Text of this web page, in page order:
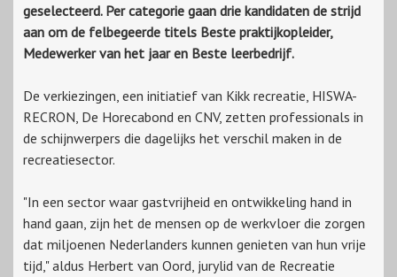
geselecteerd. Per categorie gaan drie kandidaten de strijd
aan om de felbegeerde titels Beste praktijkopleider,
Medewerker van het jaar en Beste leerbedrijf.
De verkiezingen, een initiatief van Kikk recreatie, HISWA-
RECRON, De Horecabond en CNV, zetten professionals in
de schijnwerpers die dagelijks het verschil maken in de
recreatiesector.
"In een sector waar gastvrijheid en ontwikkeling hand in
hand gaan, zijn het de mensen op de werkvloer die zorgen
dat miljoenen Nederlanders kunnen genieten van hun vrije
tijd," aldus Herbert van Oord, jurylid van de Recreatie